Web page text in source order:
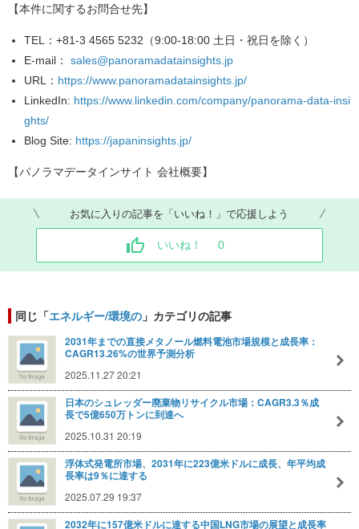
【本件に関するお問合せ先】
TEL
：+81-3 4565 5232（9:00-18:00 土日・祝日を除く）
E-mail ： sales@panoramadatainsights.jp
URL
： https://www.panoramadatainsights.jp/
LinkedIn: https://www.linkedin.com/company/panorama-data-insi
ghts/
Blog Site: https://japaninsights.jp/
【パノラマデータインサイト 会社概要】
お気に入りの記事を「いいね！」で応援しよう
いいね！ 0
同じ「エネルギー/環境の 」カテゴリの記事
2031年までの直接メタノール燃料電池市場規模と成長率：
CAGR13.26%の世界予測分析
2025.11.27 20:21
日本のシュレッダー廃棄物リサイクル市場：CAGR3.3％成
長で5億650万トンに到達へ
2025.10.31 20:19
浮体式発電所市場、2031年に223億米ドルに成長、年平均成
長率は9％に達する
2025.07.29 19:37
2032年に157億米ドルに達する中国LNG市場の展望と成長率